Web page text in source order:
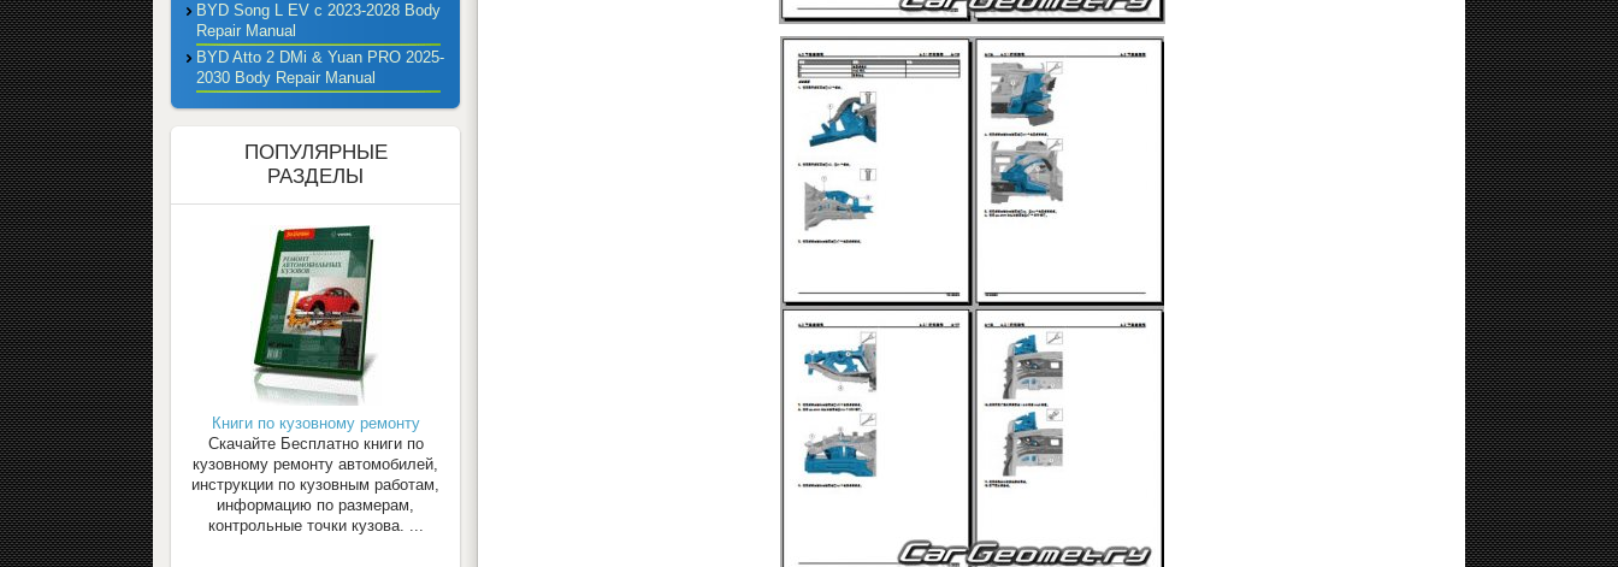
BYD Song L EV с 2023-2028 Body
Repair Manual
BYD Atto 2 DMi & Yuan PRO 2025-
2030 Body Repair Manual
ПОПУЛЯРНЫЕ
РАЗДЕЛЫ
Книги по кузовному ремонту
Скачайте Бесплатно книги по
кузовному ремонту автомобилей,
инструкции по кузовным работам,
информацию по размерам,
контрольные точки кузова. ...